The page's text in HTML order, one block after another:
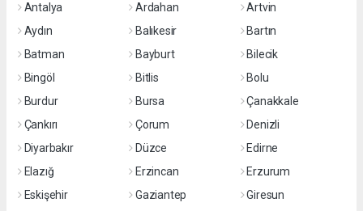
Antalya
Ardahan
Artvin
Aydın
Balıkesir
Bartın
Batman
Bayburt
Bilecik
Bingöl
Bitlis
Bolu
Burdur
Bursa
Çanakkale
Çankırı
Çorum
Denizli
Diyarbakır
Düzce
Edirne
Elazığ
Erzincan
Erzurum
Eskişehir
Gaziantep
Giresun